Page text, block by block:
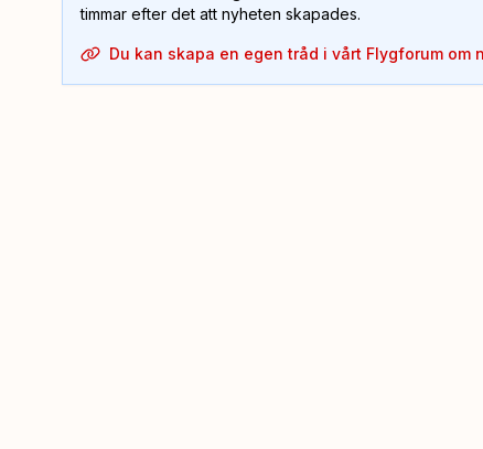
timmar efter det att nyheten skapades.
Du kan skapa en egen tråd i vårt Flygforum om